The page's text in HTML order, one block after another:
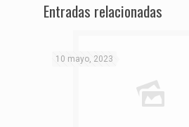
Entradas relacionadas
10 mayo, 2023